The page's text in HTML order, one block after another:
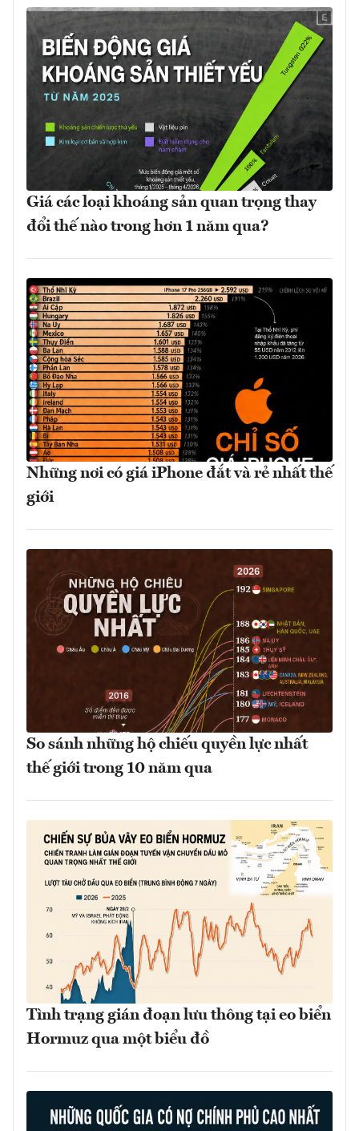
Giá các loại khoáng sản quan trọng thay
đổi thế nào trong hơn 1 năm qua?
Những nơi có giá iPhone đắt và rẻ nhất thế
giới
So sánh những hộ chiếu quyền lực nhất
thế giới trong 10 năm qua
Tình trạng gián đoạn lưu thông tại eo biển
Hormuz qua một biểu đồ